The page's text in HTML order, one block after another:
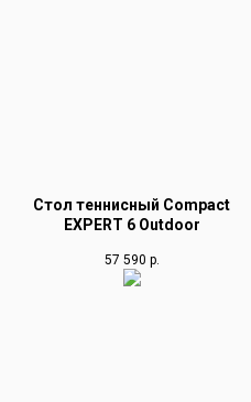
Стол теннисный Compact
EXPERT 6 Outdoor
57 590 р.